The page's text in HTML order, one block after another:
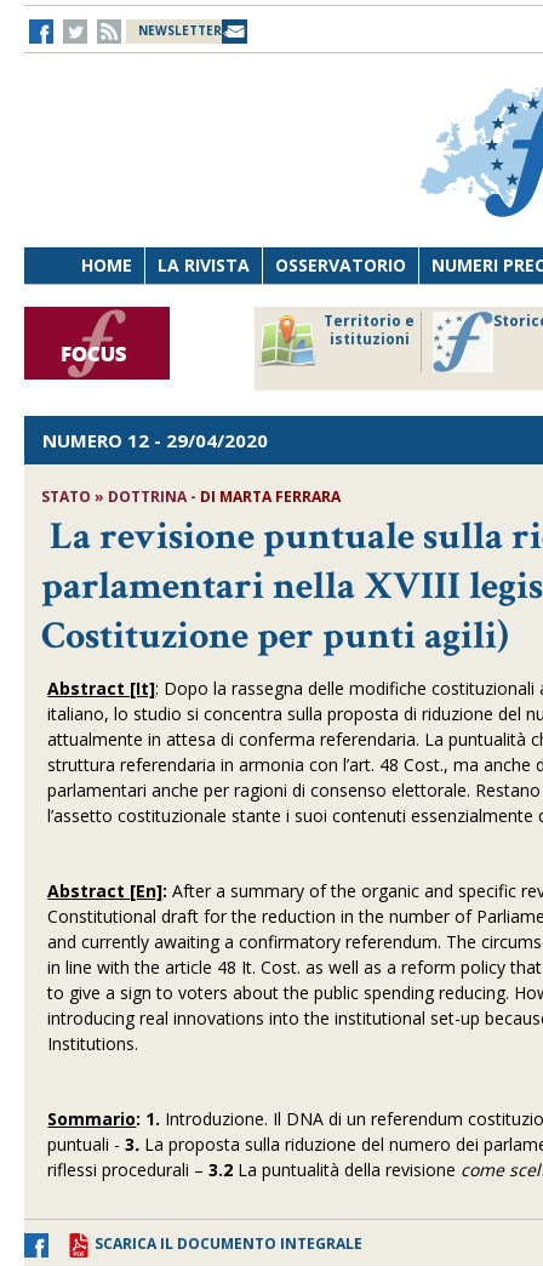
NEWSLETTER
HOME LA RIVISTA OSSERVATORIO NUMERI
Territorio e
istituzioni
NUMERO 12 - 29/04/2020
STATO » DOTTRINA - DI MARTA FERRARA
La revisione puntuale sulla
parlamentari nella XVIII
Costituzione per punti agili)
Abstract [It]: Dopo la rassegna delle modifiche
italiano, lo studio si concentra sulla proposta di riduzione del
attualmente in attesa di conferma referendaria. La puntualità
struttura referendaria in armonia con l’art. 48 Cost., ma
parlamentari anche per ragioni di consenso elettorale.
l’assetto costituzionale stante i suoi contenuti
Abstract [En]:After a summary of the organic and specific
Constitutional draft for the reduction in the number of
and currently awaiting a confirmatory referendum. The
in line with the article 48 It. Cost. as well as a reform policy
to give a sign to voters about the public spending reducing.
introducing real innovations into the institutional set-up
Institutions.
Sommario: 1. Introduzione. Il DNA di un referendum
puntuali -3. La proposta sulla riduzione del numero dei
riflessi procedurali –3.2 La puntualità della revisione come
SCARICA IL DOCUMENTO INTEGRALE